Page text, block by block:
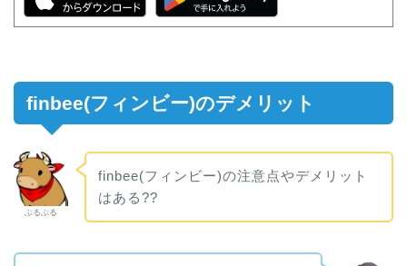
finbee(フィンビー)のデメリット
ぶるぶる
finbee(フィンビー)の注意点やデメリット
はある??